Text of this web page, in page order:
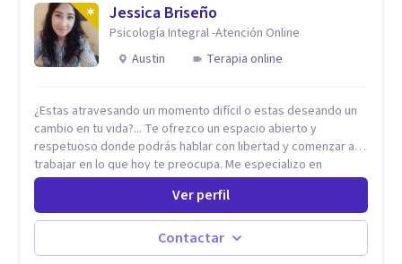
Jessica Briseño
Psicología Integral -Atención Online
Austin
Terapia online
¿Estas atravesando un momento difícil o estas deseando un
cambio en tu vida?... Te ofrezco un espacio abierto y
respetuoso donde podrás hablar con libertad y comenzar a
trabajar en lo que hoy te preocupa. Me especializo en
Trastornos de Ansiedad y a lo largo de mi experiencia
profesional he acompañado a muchas Familias y Parejas con
distintas problemáticas como el manejo del estrés,
Autoestima, Gestión de la Ira, Depresión, Retos en la Crianza,
Codependencia, Celos, entre otros. Cuento con más de 12
Ver perfil
Contactar